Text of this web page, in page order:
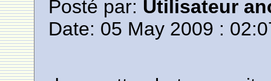
Posté par: Utilisateur
Date: 05 May 2009 :